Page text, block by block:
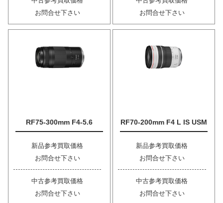
お問合せ下さい
お問合せ下さい
RF75-300mm F4-5.6
新品参考買取価格
お問合せ下さい
中古参考買取価格
お問合せ下さい
RF70-200mm F4 L IS USM
新品参考買取価格
お問合せ下さい
中古参考買取価格
お問合せ下さい